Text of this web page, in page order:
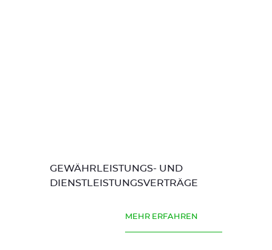
GEWÄHRLEISTUNGS- UND
DIENSTLEISTUNGSVERTRÄGE
MEHR ERFAHREN